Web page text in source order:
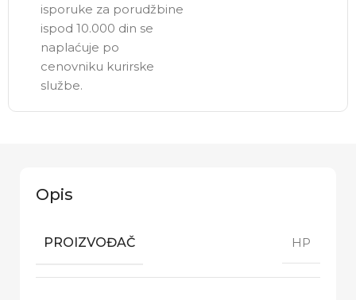
isporuke za porudžbine
ispod 10.000 din se
naplaćuje po
cenovniku kurirske
službe.
Opis
PROIZVOĐAČ HP